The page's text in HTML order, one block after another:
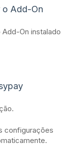
o Add-On
On instalado
configurações